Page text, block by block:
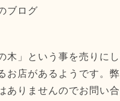
ブログ
木」という事を売りに
お店があるようです。
ありませんのでお問い